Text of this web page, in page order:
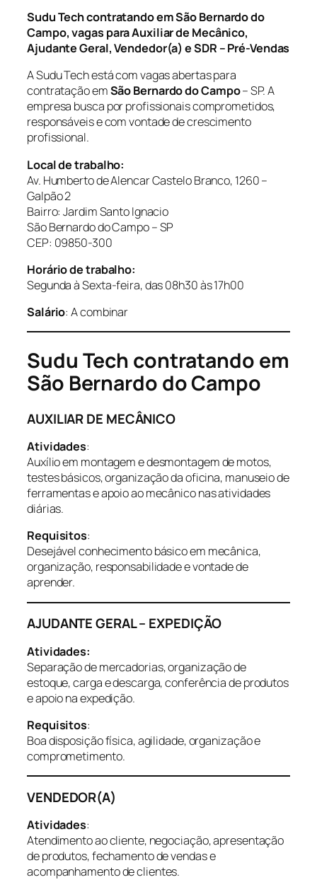
Sudu Tech contratando em São Bernardo do
Campo, vagas para Auxiliar de Mecânico,
Ajudante Geral, Vendedor(a) e SDR – Pré-Vendas
A Sudu Tech está com vagas abertas para
contratação emSão Bernardo do Campo– SP. A
empresa busca por profissionais comprometidos,
responsáveis e com vontade de crescimento
profissional.
Local de trabalho:
Av. Humberto de Alencar Castelo Branco, 1260 –
Galpão 2
Bairro: Jardim Santo Ignacio
São Bernardo do Campo – SP
CEP: 09850-300
Horário de trabalho:
Segunda à Sexta-feira, das 08h30 às 17h00
Salário: A combinar
Sudu Tech contratando em
São Bernardo do Campo
AUXILIAR DE MECÂNICO
Atividades:
Auxílio em montagem e desmontagem de motos,
testes básicos, organização da oficina, manuseio de
ferramentas e apoio ao mecânico nas atividades
diárias.
Requisitos:
Desejável conhecimento básico em mecânica,
organização, responsabilidade e vontade de
aprender.
AJUDANTE GERAL – EXPEDIÇÃO
Atividades:
Separação de mercadorias, organização de
estoque, carga e descarga, conferência de produtos
e apoio na expedição.
Requisitos:
Boa disposição física, agilidade, organização e
comprometimento.
VENDEDOR(A)
Atividades:
Atendimento ao cliente, negociação, apresentação
de produtos, fechamento de vendas e
acompanhamento de clientes.